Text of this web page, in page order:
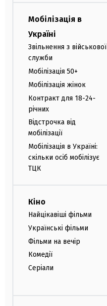
Мобілізація в
Україні
Звільнення з військової
служби
Мобілізація 50+
Мобілізація жінок
Контракт для 18-24-
річних
Відстрочка від
мобілізації
Мобілізація в Україні:
скільки осіб мобілізує
ТЦК
Кіно
Найцікавіші фільми
Українські фільми
Фільми на вечір
Комедії
Серіали